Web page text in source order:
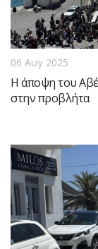
06 Αυγ 2025
Η άποψη του
στην προβλήτα